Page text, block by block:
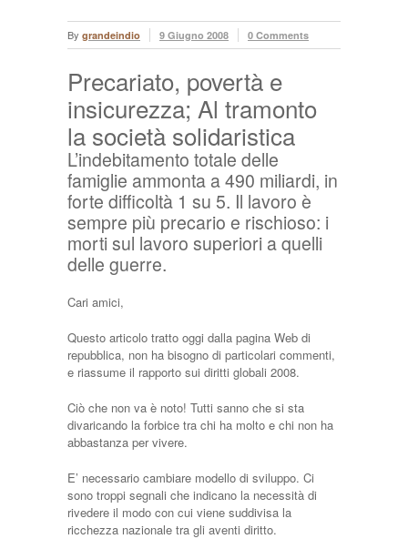
By grandeindio 9 Giugno 2008 0 Comments
Precariato, povertà e
insicurezza; Al tramonto
la società solidaristica
L’indebitamento totale delle
famiglie ammonta a 490 miliardi, in
forte difficoltà 1 su 5. Il lavoro è
sempre più precario e rischioso: i
morti sul lavoro superiori a quelli
delle guerre.
Cari amici,
Questo articolo tratto oggi dalla pagina Web di
repubblica, non ha bisogno di particolari commenti,
e riassume il rapporto sui diritti globali 2008.
Ciò che non va è noto! Tutti sanno che si sta
divaricando la forbice tra chi ha molto e chi non ha
abbastanza per vivere.
E’ necessario cambiare modello di sviluppo. Ci
sono troppi segnali che indicano la necessità di
rivedere il modo con cui viene suddivisa la
ricchezza nazionale tra gli aventi diritto.